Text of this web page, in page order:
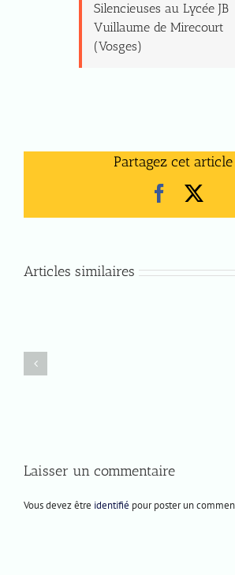
Silencieuses au Lycée JB
Vuillaume de Mirecourt
(Vosges)
Partagez cet article
Facebook
Articles similaires
Laisser un commentaire
Vous devez être identifié pour poster un